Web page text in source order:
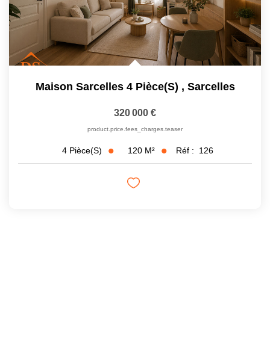
Maison Sarcelles 4 Pièce(s) , Sarcelles
320 000 €
product.price.fees_charges.teaser
4 Pièce(s) 120 M² Réf : 126